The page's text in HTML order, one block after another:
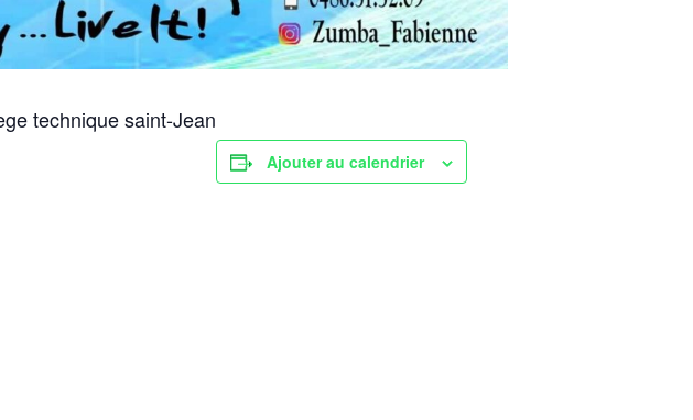
technique saint-Jean
Ajouter au calendrier